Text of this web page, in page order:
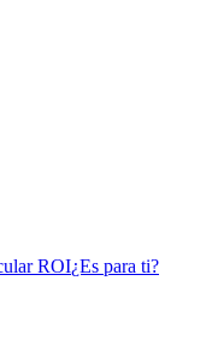
ROI¿Es para ti?